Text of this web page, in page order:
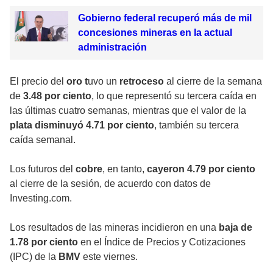
Gobierno federal recuperó más de mil
concesiones mineras en la actual
administración
El precio del oro tuvo un retroceso al cierre de la semana
de 3.48 por ciento, lo que representó su tercera caída en
las últimas cuatro semanas, mientras que el valor de la
plata disminuyó 4.71 por ciento, también su tercera
caída semanal.
Los futuros del cobre, en tanto, cayeron 4.79 por ciento
al cierre de la sesión, de acuerdo con datos de
Investing.com.
Los resultados de las mineras incidieron en una baja de
1.78 por ciento en el Índice de Precios y Cotizaciones
(IPC) de la BMV este viernes.